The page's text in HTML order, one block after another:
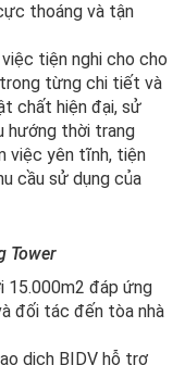
thoáng và tận
tiện nghi cho cho
từng chi tiết và
chất hiện đại, sử
hướng thời trang
việc yên tĩnh, tiện
cầu sử dụng của
Tower
15.000m2 đáp ứng
đối tác đến tòa nhà
dịch BIDV hỗ trợ